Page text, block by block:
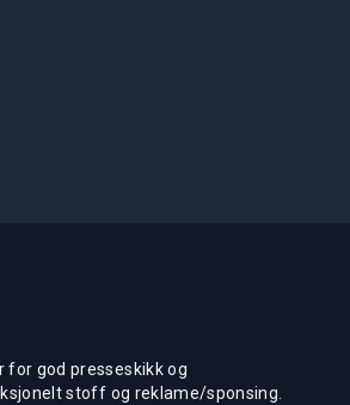
for god presseskikk og
stoff og reklame/sponsing.